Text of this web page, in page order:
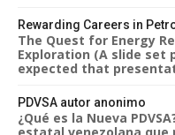
Rewarding Careers in
The Quest for Energy
Exploration (A slide
expected that
PDVSA autor anonimo
¿Qué es la Nueva